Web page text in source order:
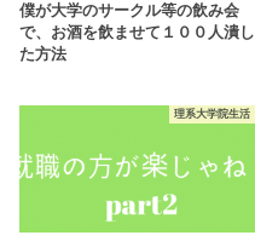
僕が大学のサークル等の飲み会
で、お酒を飲ませて１００人潰し
た方法
理系大学院生活